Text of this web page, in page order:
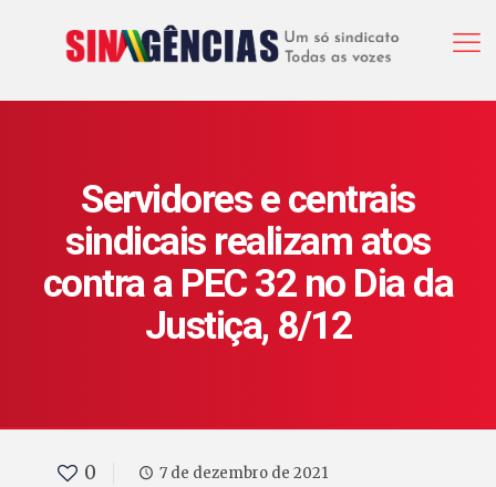
Servidores e centrais
sindicais realizam atos
contra a PEC 32 no Dia da
Justiça, 8/12
0 7 de dezembro de 2021